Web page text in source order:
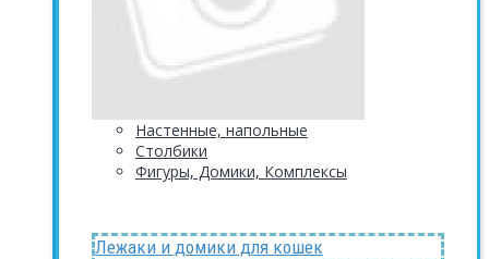
Настенные, напольные
Столбики
Фигуры, Домики, Комплексы
Лежаки и домики для кошек